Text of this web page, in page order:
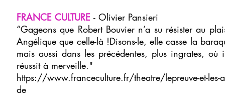
FRANCE CULTURE - Olivier Pansieri
“Gageons que Robert Bouvier n’a su résister au
Angélique que celle-là !Disons-le, elle casse la
mais aussi dans les précédentes, plus ingrates,
réussit à merveille."
https://www.franceculture.fr/theatre/lepreuve-et-les-
de